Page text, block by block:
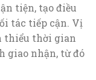
tiện, tạo điều
tác tiếp cận. Vị
thiểu thời gian
giao nhận, từ đó